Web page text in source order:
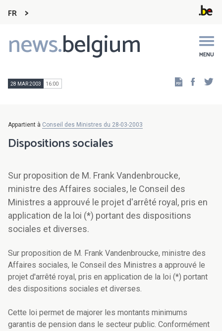
FR
news.belgium MENU
Main
navigation
28 MAR 2003 16:00
Appartient à Conseil des Ministres du 28-03-2003
Dispositions sociales
Sur proposition de M. Frank Vandenbroucke,
ministre des Affaires sociales, le Conseil des
Ministres a approuvé le projet d'arrêté royal, pris en
application de la loi (*) portant des dispositions
sociales et diverses.
Sur proposition de M. Frank Vandenbroucke, ministre des
Affaires sociales, le Conseil des Ministres a approuvé le
projet d'arrêté royal, pris en application de la loi (*) portant
des dispositions sociales et diverses.
Cette loi permet de majorer les montants minimums
garantis de pension dans le secteur public. Conformément